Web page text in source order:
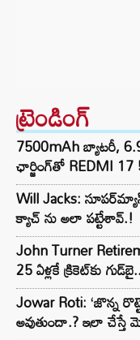
ట్రెండింగ్‌
7500mAh బ్యాటరీ,
ఛార్జింగ్‌తో REDMI
Will Jacks:
క్యాచ్ ను అలా పట్టేశావ్.!
John Turner
25 ఏళ్లకే క్రికెట్‌కు
Jowar Roti: ‘జొన్న
అవుతుందా.? ఇలా చేస్తే